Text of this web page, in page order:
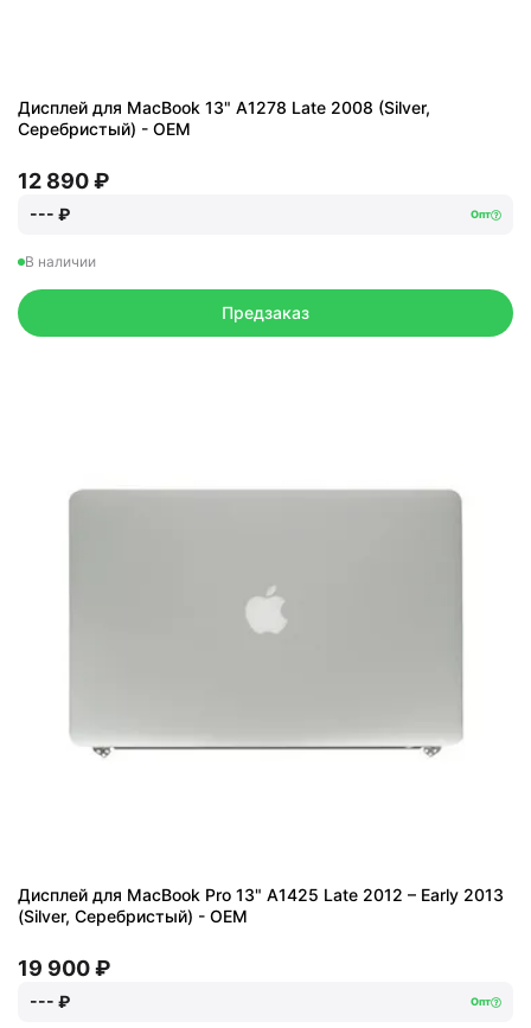
Дисплей для MacBook 13" A1278 Late 2008 (Silver,
Серебристый) - OEM
12 890 ₽
--- ₽ Опт
В наличии
Предзаказ
Дисплей для MacBook Pro 13" A1425 Late 2012 – Early 2013
(Silver, Серебристый) - OEM
19 900 ₽
--- ₽ Опт